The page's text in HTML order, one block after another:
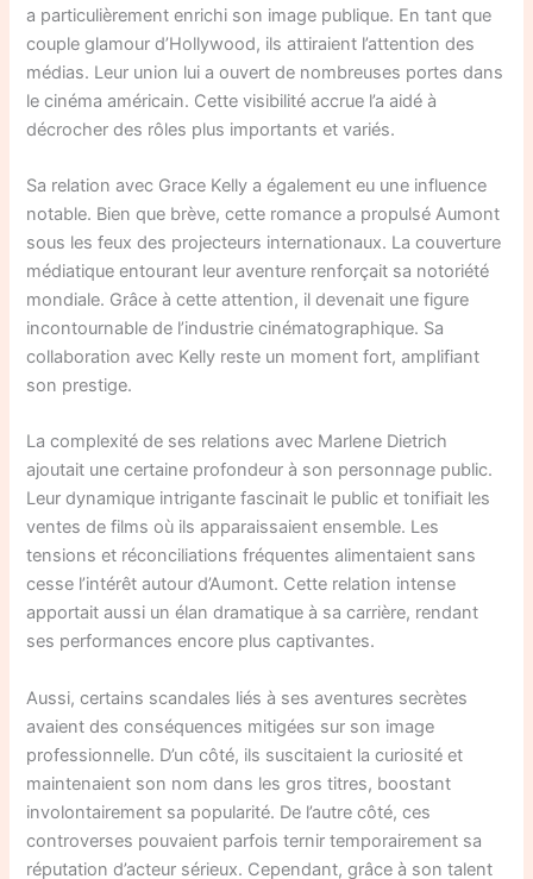
a particulièrement enrichi son image publique. En tant que
couple glamour d’Hollywood, ils attiraient l’attention des
médias. Leur union lui a ouvert de nombreuses portes dans
le cinéma américain. Cette visibilité accrue l’a aidé à
décrocher des rôles plus importants et variés.
Sa relation avec Grace Kelly a également eu une influence
notable. Bien que brève, cette romance a propulsé Aumont
sous les feux des projecteurs internationaux. La couverture
médiatique entourant leur aventure renforçait sa notoriété
mondiale. Grâce à cette attention, il devenait une figure
incontournable de l’industrie cinématographique. Sa
collaboration avec Kelly reste un moment fort, amplifiant
son prestige.
La complexité de ses relations avec Marlene Dietrich
ajoutait une certaine profondeur à son personnage public.
Leur dynamique intrigante fascinait le public et tonifiait les
ventes de films où ils apparaissaient ensemble. Les
tensions et réconciliations fréquentes alimentaient sans
cesse l’intérêt autour d’Aumont. Cette relation intense
apportait aussi un élan dramatique à sa carrière, rendant
ses performances encore plus captivantes.
Aussi, certains scandales liés à ses aventures secrètes
avaient des conséquences mitigées sur son image
professionnelle. D’un côté, ils suscitaient la curiosité et
maintenaient son nom dans les gros titres, boostant
involontairement sa popularité. De l’autre côté, ces
controverses pouvaient parfois ternir temporairement sa
réputation d’acteur sérieux. Cependant, grâce à son talent